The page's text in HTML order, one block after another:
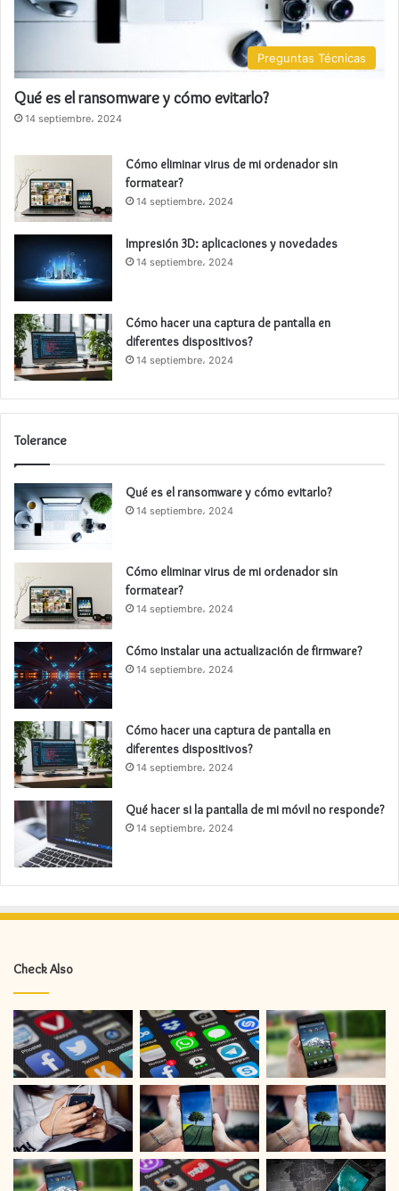
Preguntas Técnicas
Qué es el ransomware y cómo evitarlo?
14 septiembre، 2024
Cómo eliminar virus de mi ordenador sin
formatear?
14 septiembre، 2024
Impresión 3D: aplicaciones y novedades
14 septiembre، 2024
Cómo hacer una captura de pantalla en
diferentes dispositivos?
14 septiembre، 2024
Tolerance
Qué es el ransomware y cómo evitarlo?
14 septiembre، 2024
Cómo eliminar virus de mi ordenador sin
formatear?
14 septiembre، 2024
Cómo instalar una actualización de firmware?
14 septiembre، 2024
Cómo hacer una captura de pantalla en
diferentes dispositivos?
14 septiembre، 2024
Qué hacer si la pantalla de mi móvil no responde?
14 septiembre، 2024
Check Also